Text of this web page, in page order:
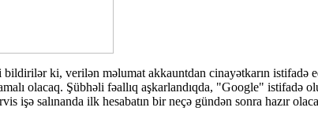
ki, verilən məlumat akkauntdan cinayətkarın
olacaq. Şübhəli fəallıq aşkarlandıqda, "Google" istifadə
işə salınanda ilk hesabatın bir neçə gündən sonra hazır